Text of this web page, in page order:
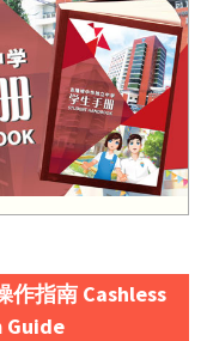
作指南 Cashless
Guide